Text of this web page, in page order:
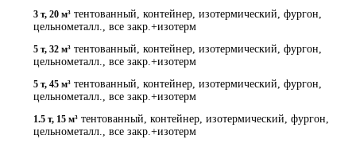
3 т, 20 м³ тентованный, контейнер, изотермический, фургон,
цельнометалл., все закр.+изотерм
5 т, 32 м³ тентованный, контейнер, изотермический, фургон,
цельнометалл., все закр.+изотерм
5 т, 45 м³ тентованный, контейнер, изотермический, фургон,
цельнометалл., все закр.+изотерм
1.5 т, 15 м³ тентованный, контейнер, изотермический, фургон,
цельнометалл., все закр.+изотерм